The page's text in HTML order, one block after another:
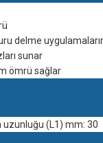
delme
sunar
ömrü sağlar
uzunluğu (L1) mm: 30